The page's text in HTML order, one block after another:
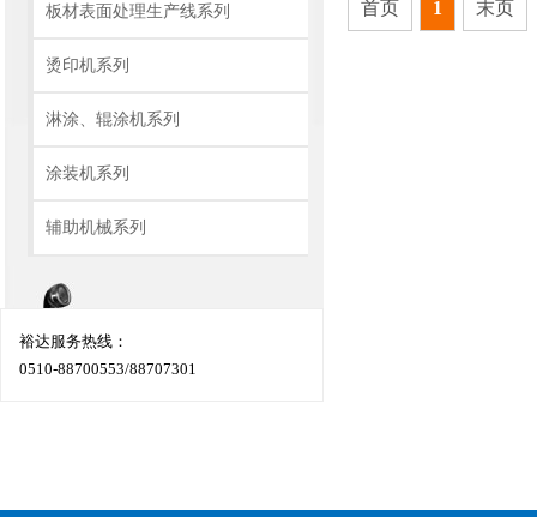
板材表面处理生产线系列
烫印机系列
淋涂、辊涂机系列
涂装机系列
辅助机械系列
裕达服务热线：
0510-88700553/88707301
首页 1 末页